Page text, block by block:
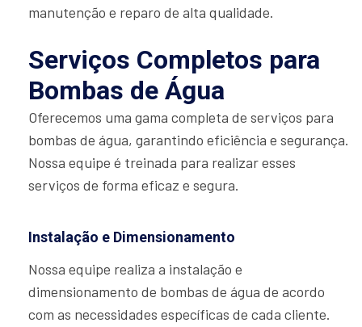
manutenção e reparo de alta qualidade.
Serviços Completos para
Bombas de Água
Oferecemos uma gama completa de serviços para
bombas de água, garantindo eficiência e segurança.
Nossa equipe é treinada para realizar esses
serviços de forma eficaz e segura.
Instalação e Dimensionamento
Nossa equipe realiza a instalação e
dimensionamento de bombas de água de acordo
com as necessidades específicas de cada cliente.